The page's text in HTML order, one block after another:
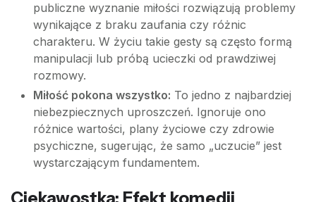
publiczne wyznanie miłości rozwiązują problemy
wynikające z braku zaufania czy różnic
charakteru. W życiu takie gesty są często formą
manipulacji lub próbą ucieczki od prawdziwej
rozmowy.
Miłość pokona wszystko: To jedno z najbardziej
niebezpiecznych uproszczeń. Ignoruje ono
różnice wartości, plany życiowe czy zdrowie
psychiczne, sugerując, że samo „uczucie” jest
wystarczającym fundamentem.